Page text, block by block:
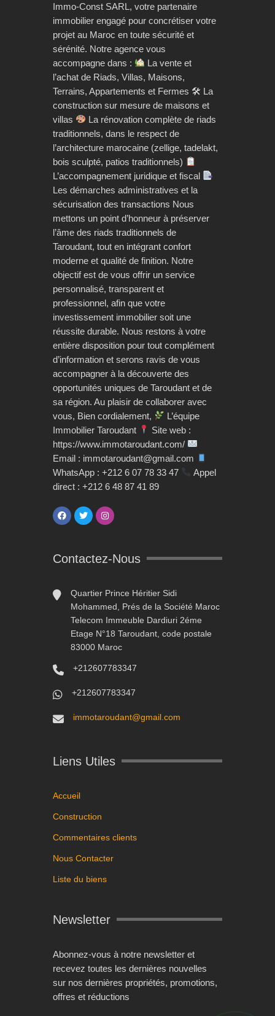
Immo-Const SARL, votre partenaire
immobilier engagé pour concrétiser votre
projet au Maroc en toute sécurité et
sérénité. Notre agence vous
accompagne dans :
La vente et
l’achat de Riads, Villas, Maisons,
Terrains, Appartements et Fermes 🛠 La
construction sur mesure de maisons et
villas
La rénovation complète de riads
traditionnels, dans le respect de
l’architecture marocaine (zellige, tadelakt,
bois sculpté, patios traditionnels)
L’accompagnement juridique et fiscal
Les démarches administratives et la
sécurisation des transactions Nous
mettons un point d’honneur à préserver
l’âme des riads traditionnels de
Taroudant, tout en intégrant confort
moderne et qualité de finition. Notre
objectif est de vous offrir un service
personnalisé, transparent et
professionnel, afin que votre
investissement immobilier soit une
réussite durable. Nous restons à votre
entière disposition pour tout complément
d’information et serons ravis de vous
accompagner à la découverte des
opportunités uniques de Taroudant et de
sa région. Au plaisir de collaborer avec
vous, Bien cordialement,
L’équipe
Immobilier Taroudant
Site web :
https://www.immotaroudant.com/
Email : immotaroudant@gmail.com
WhatsApp : +212 6 07 78 33 47
Appel
direct : +212 6 48 87 41 89
Contactez-Nous
Quartier Prince Héritier Sidi
Mohammed, Prés de la Société Maroc
Telecom Immeuble Dardiuri 2éme
Etage N°18 Taroudant, code postale
83000 Maroc
+212607783347
+212607783347
immotaroudant@gmail.com
Liens Utiles
Accueil
Construction
Commentaires clients
Nous Contacter
Liste du biens
Newsletter
Abonnez-vous à notre newsletter et
recevez toutes les dernières nouvelles
sur nos dernières propriétés, promotions,
offres et réductions